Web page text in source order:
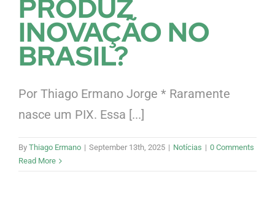
PRODUZ
INOVAÇÃO NO
BRASIL?
Por Thiago Ermano Jorge * Raramente
nasce um PIX. Essa [...]
By Thiago Ermano | September 13th, 2025 | Notícias | 0 Comments
Read More